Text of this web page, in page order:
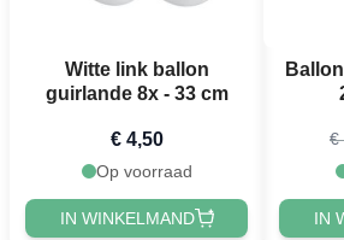
Witte link ballon
guirlande 8x - 33 cm
€ 4,50
Op voorraad
IN WINKELMAND
€
IN